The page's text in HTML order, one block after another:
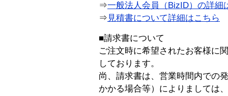
⇒一般法人会員（BizID）の詳細
⇒ 見積書について詳細はこちら
■請求書について
ご注文時に希望されたお客様に
しております。
尚、請求書は、営業時間内での
かかる場合等）によりましては